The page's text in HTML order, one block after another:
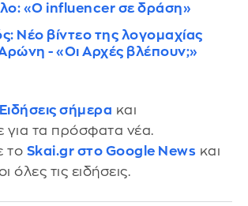
«Ο influencer σε δράση»
Νέο βίντεο της λογομαχίας
- «Οι Αρχές βλέπουν;»
Ειδήσεις σήμερα και
για τα πρόσφατα νέα.
το Skai.gr στο Google News και
όλες τις ειδήσεις.